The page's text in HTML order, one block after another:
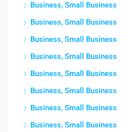
Business, Small Business
Business, Small Business
Business, Small Business
Business, Small Business
Business, Small Business
Business, Small Business
Business, Small Business
Business, Small Business